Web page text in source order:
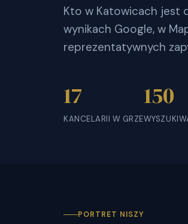
Kto w Katowicach jest
wynikach Google, w
reprezentatywnych
17
KANCELARII W GRZE
150
PORTRET NISZY